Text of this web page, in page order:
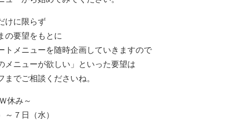
けに限らず
の要望をもとに
トメニューを随時企画していきますので
メニューが欲しい」といった要望は
までご相談くださいね。
休み～
～７日（水）